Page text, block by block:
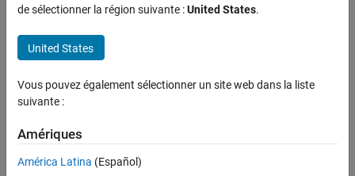
Introduction to Machine Learning,
From the series:
Published: 6 Dec 2018
de sélectionner la région suivante :United States.
United States
Vous pouvez également sélectionner un site web dans la liste
suivante :
Amériques
América Latina (Español)